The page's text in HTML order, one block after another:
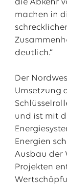
die Abkehr
machen in
deutlich.“
Der
Umsetzung
und ist mit
Energien
Ausbau der
Projekten